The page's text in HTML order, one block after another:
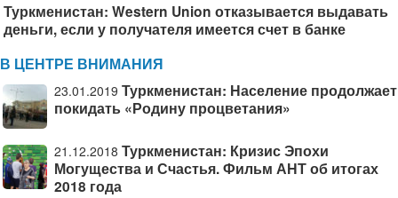
Туркменистан: Western Union отказывается выдавать
деньги, если у получателя имеется счет в банке
В ЦЕНТРЕ ВНИМАНИЯ
23.01.2019 Туркменистан: Население продолжает
покидать «Родину процветания»
21.12.2018 Туркменистан: Кризис Эпохи
Могущества и Счастья. Фильм АНТ об итогах
2018 года